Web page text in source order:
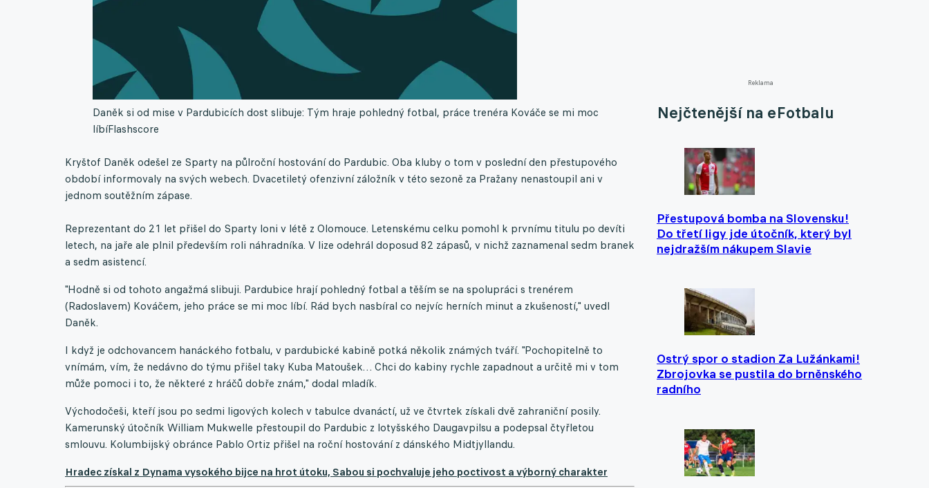
Reklama
Nejčtenější na eFotbalu
Přestupová bomba na Slovensku!
Do třetí ligy jde útočník, který byl
nejdražším nákupem Slavie
Ostrý spor o stadion Za Lužánkami!
Zbrojovka se pustila do brněnského
radního
Daněk si od mise v Pardubicích dost slibuje: Tým hraje pohledný fotbal, práce trenéra Kováče se mi moc
líbíFlashscore
Kryštof Daněk odešel ze Sparty na půlroční hostování do Pardubic. Oba kluby o tom v poslední den přestupového
období informovaly na svých webech. Dvacetiletý ofenzivní záložník v této sezoně za Pražany nenastoupil ani v
jednom soutěžním zápase.
Reprezentant do 21 let přišel do Sparty loni v létě z Olomouce. Letenskému celku pomohl k prvnímu titulu po devíti
letech, na jaře ale plnil především roli náhradníka. V lize odehrál doposud 82 zápasů, v nichž zaznamenal sedm branek
a sedm asistencí.
"Hodně si od tohoto angažmá slibuji. Pardubice hrají pohledný fotbal a těším se na spolupráci s trenérem
(Radoslavem) Kováčem, jeho práce se mi moc líbí. Rád bych nasbíral co nejvíc herních minut a zkušeností," uvedl
Daněk.
I když je odchovancem hanáckého fotbalu, v pardubické kabině potká několik známých tváří. "Pochopitelně to
vnímám, vím, že nedávno do týmu přišel taky Kuba Matoušek… Chci do kabiny rychle zapadnout a určitě mi v tom
může pomoci i to, že některé z hráčů dobře znám," dodal mladík.
Východočeši, kteří jsou po sedmi ligových kolech v tabulce dvanáctí, už ve čtvrtek získali dvě zahraniční posily.
Kamerunský útočník William Mukwelle přestoupil do Pardubic z lotyšského Daugavpilsu a podepsal čtyřletou
smlouvu. Kolumbijský obránce Pablo Ortiz přišel na roční hostování z dánského Midtjyllandu.
Hradec získal z Dynama vysokého bijce na hrot útoku, Sabou si pochvaluje jeho poctivost a výborný charakter